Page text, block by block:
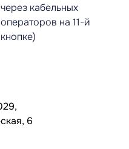
через кабельных
операторов на 11-й
кнопке)
6